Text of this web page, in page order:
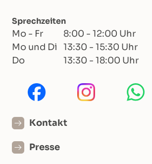
Sprechzeiten
Mo - Fr
8:00 - 12:00 Uhr
Mo und Di
13:30 - 15:30 Uhr
Do
13:30 - 18:00 Uhr
Kontakt
Presse